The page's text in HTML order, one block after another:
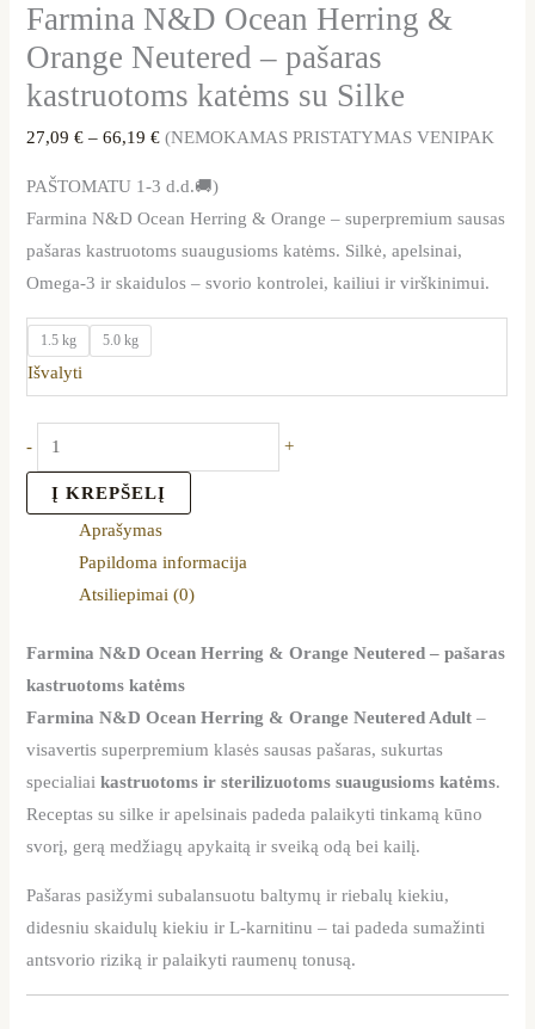
Farmina N&D Ocean Herring &
Orange Neutered – pašaras
kastruotoms katėms su Silke
27,09€ – 66,19€ (NEMOKAMAS PRISTATYMAS VENIPAK
PAŠTOMATU 1-3 d.d.🚚)
Farmina N&D Ocean Herring & Orange – superpremium sausas
pašaras kastruotoms suaugusioms katėms. Silkė, apelsinai,
Omega-3 ir skaidulos – svorio kontrolei, kailiui ir virškinimui.
1.5 kg 5.0 kg
Išvalyti
- +
Į KREPŠELĮ
Aprašymas
Papildoma informacija
Atsiliepimai (0)
Farmina N&D Ocean Herring & Orange Neutered – pašaras
kastruotoms katėms
Farmina N&D Ocean Herring & Orange Neutered Adult –
visavertis superpremium klasės sausas pašaras, sukurtas
specialiaikastruotoms ir sterilizuotoms suaugusioms katėms.
Receptas su silke ir apelsinais padeda palaikyti tinkamą kūno
svorį, gerą medžiagų apykaitą ir sveiką odą bei kailį.
Pašaras pasižymi subalansuotu baltymų ir riebalų kiekiu,
didesniu skaidulų kiekiu ir L-karnitinu – tai padeda sumažinti
antsvorio riziką ir palaikyti raumenų tonusą.